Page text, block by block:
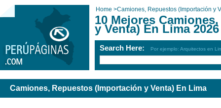
Home >Camiones, Repuestos (Importación y
10 Mejores
y Venta) En Lima 2026
Search Here: Por ejemplo: Arquitectos en
Camiones, Repuestos (Importación y Venta) En Lima